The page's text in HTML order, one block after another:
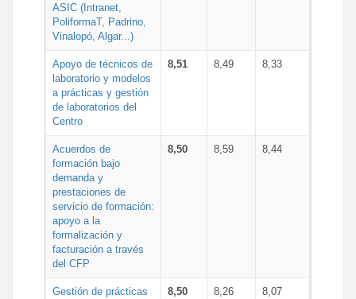
ASIC (Intranet,
PoliformaT, Padrino,
Vinalopó, Algar...)
Apoyo de técnicos de
laboratorio y modelos
a prácticas y gestión
de laboratorios del
Centro
8,51 8,49 8,33
Acuerdos de
formación bajo
demanda y
prestaciones de
servicio de formación:
apoyo a la
formalización y
facturación a través
del CFP
8,50 8,59 8,44
Gestión de prácticas
8,50 8,26 8,07